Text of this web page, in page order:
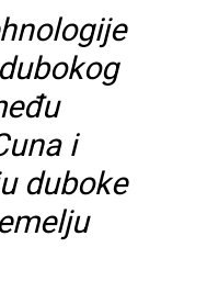
i
duboke